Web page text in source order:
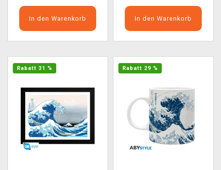
In den Warenkorb In den Warenkorb
Rabatt 31 % Rabatt 29 %